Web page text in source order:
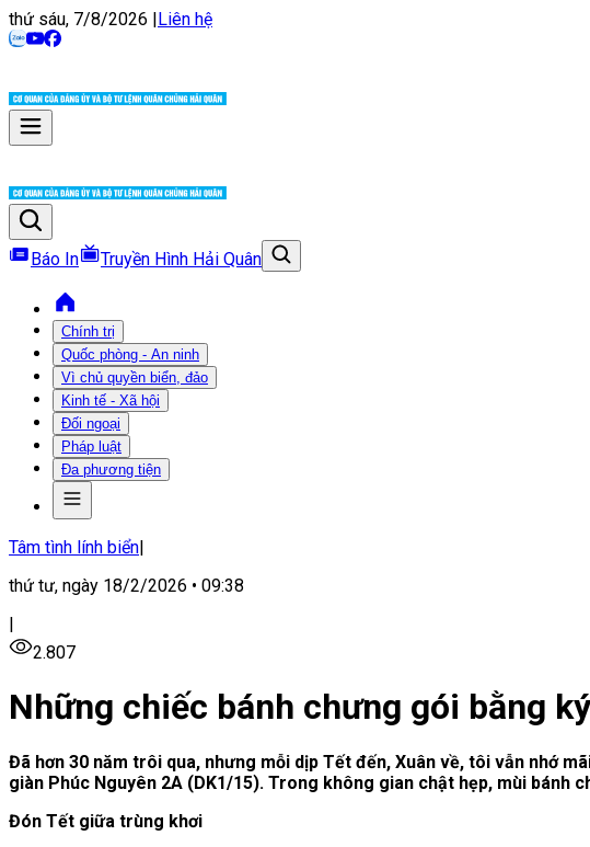
thứ sáu, 7/8/2026 |Liên hệ
Báo In Truyền Hình Hải Quân
Chính trị
Quốc phòng - An ninh
Vì chủ quyền biển, đảo
Kinh tế - Xã hội
Đối ngoại
Pháp luật
Đa phương tiện
Tâm tình lính biển|
thứ tư, ngày 18/2/2026 • 09:38
|
2.807
Những chiếc bánh chưng gói bằng
Đã hơn 30 năm trôi qua, nhưng mỗi dịp Tết đến, Xuân về, tôi vẫn nhớ
giàn Phúc Nguyên 2A (DK1/15). Trong không gian chật hẹp, mùi bánh
Đón Tết giữa trùng khơi